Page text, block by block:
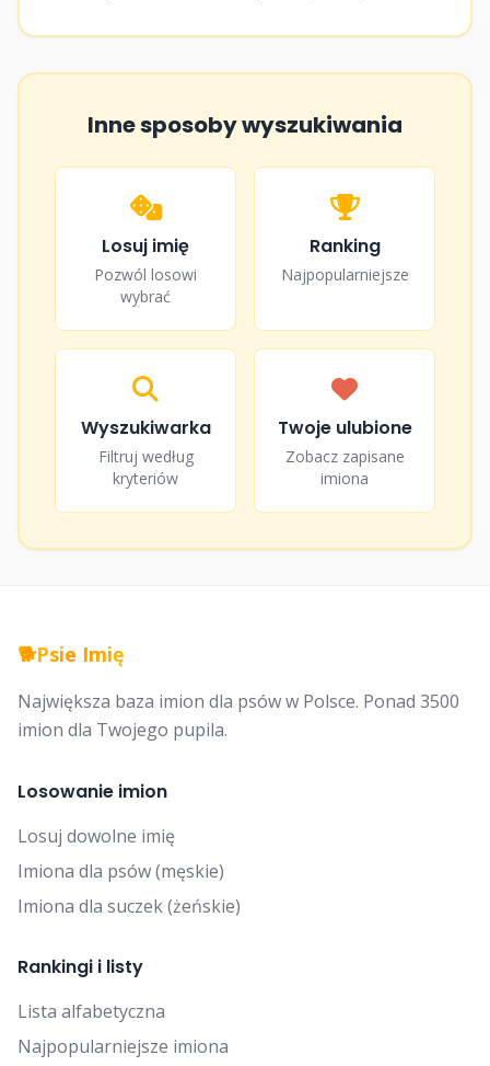
22 ♀Naiad
♀Najada
24 ♂Nakrapiany
25 ♀Nakrętka
Naleśniczek
27 ♂Naleśnik
30 ⚤Narty
31 Natalia
32 ♂ Nawiedzony
Nebula
Inne sposoby wyszukiwania
Losuj imię
Pozwól losowi
wybrać
Ranking
Najpopularniejsze
Wyszukiwarka
Filtruj według
kryteriów
Twoje ulubione
Zobacz zapisane
imiona
🐕Psie Imię
Największa baza imion dla psów w Polsce. Ponad 3500
imion dla Twojego pupila.
Losowanie imion
Losuj dowolne imię
Imiona dla psów (męskie)
Imiona dla suczek (żeńskie)
Rankingi i listy
Lista alfabetyczna
Najpopularniejsze imiona